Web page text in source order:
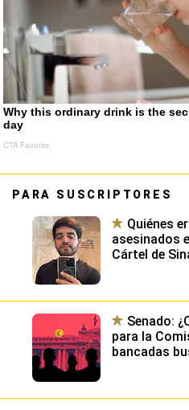
PARA SUSCRIPTORES
Quiénes
asesinados
Cártel de
Senado:
para la
bancadas